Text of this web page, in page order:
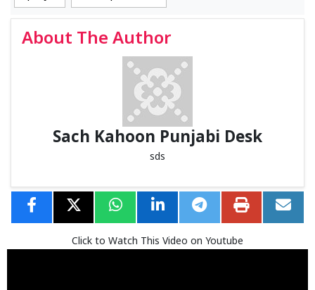
About The Author
Sach Kahoon Punjabi Desk
sds
Click to Watch This Video on Youtube